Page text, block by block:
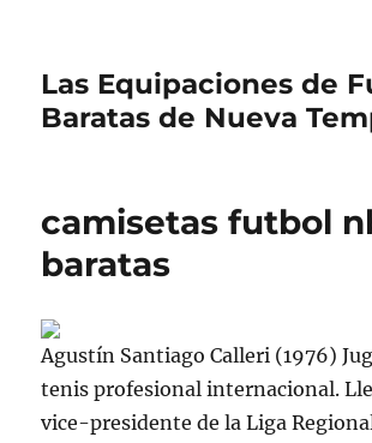
Las Equipaciones de
Baratas de Nueva
camisetas futbol
baratas
Agustín Santiago Calleri (1976)
tenis profesional internacional.
vice-presidente de la Liga